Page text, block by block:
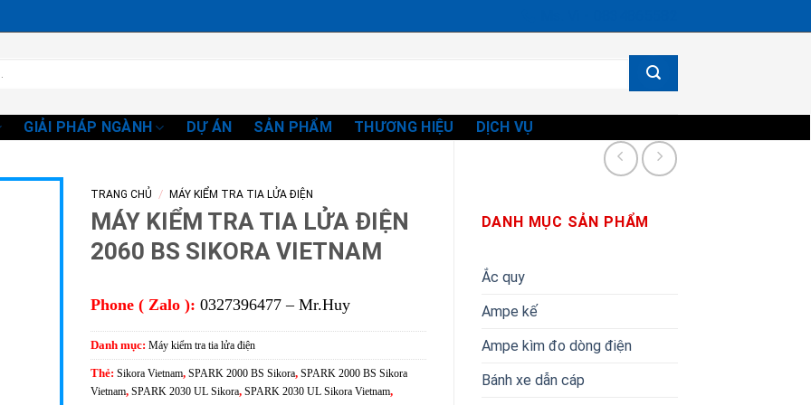
GIẢI PHÁP NGÀNH DỰ ÁN SẢN PHẨM THƯƠNG HIỆU DỊCH VỤ
DANH MỤC SẢN PHẨM
Ắc quy
Ampe kế
Ampe kìm đo dòng điện
Bánh xe dẫn cáp
TRANG CHỦ / MÁY KIỂM TRA TIA LỬA ĐIỆN
MÁY KIỂM TRA TIA LỬA ĐIỆN
2060 BS SIKORA VIETNAM
Phone ( Zalo ): 0327396477 – Mr.Huy
Danh mục: Máy kiểm tra tia lửa điện
Thẻ: Sikora Vietnam, SPARK 2000 BS Sikora, SPARK 2000 BS Sikora
Vietnam, SPARK 2030 UL Sikora, SPARK 2030 UL Sikora Vietnam,